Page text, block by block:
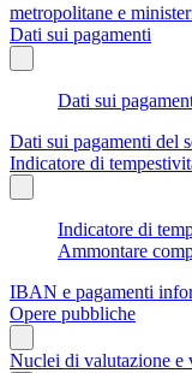
metropolitane e
Dati sui pagamenti
Dati sui
Dati sui pagamenti del
Indicatore di
Indicatore di
Ammontare
IBAN e pagamenti
Opere pubbliche
Nuclei di valutazione e